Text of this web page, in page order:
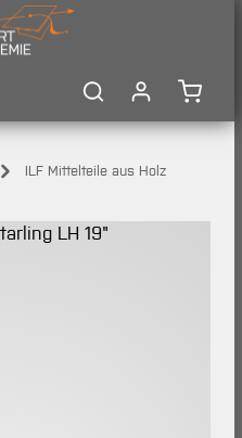
ILF Mittelteile aus Holz